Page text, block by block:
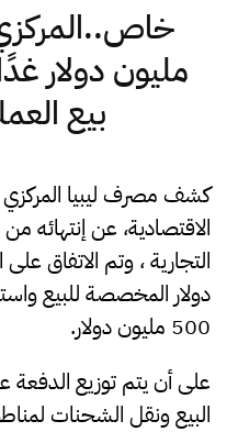
مليون
بيع
كشف مصرف ليبيا
الاقتصادية، عن
التجارية ، وتم الاتفاق
دولار المخصصة للبيع
500 مليون دولار.
على أن يتم توزيع
البيع ونقل الشحنات